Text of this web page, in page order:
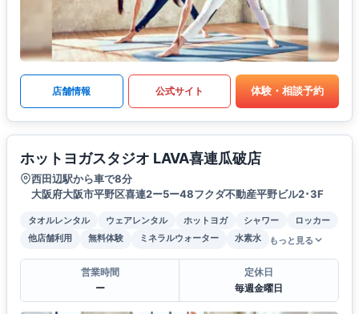
店舗情報 公式サイト 体験・相談予約
ホットヨガスタジオ LAVA喜連瓜破店
西田辺駅から車で8分
大阪府大阪市平野区喜連2ー5ー48フクダ不動産平野ビル2･3F
タオルレンタル ウェアレンタル ホットヨガ シャワー
ロッカー
他店舗利用
無料体験 ミネラルウォーター 水素水 もっと見る
営業時間
ー
定休日
毎週金曜日